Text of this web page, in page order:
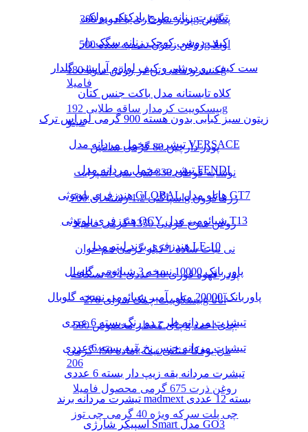
پودر سوخاری با ادویه 300g پنگوئن
روغن زیتون تصفیه شده 500g اویلا
کنسرو ماهی تن در روغن سویا 180g
فامیلا
بیسکوییت کرمدار ساقه طلایی 192g
مینو
پودر دارچین 80 گرمی سانتین
نوشابه قوطی 330 سی سی اسپرایت
اسپاگتی 1.2 رشته ای 700g زرماکرون
روغن سرخ کردنی 1350 گرمی فامیلا
نی نبات ساده 1 کیلو گرمی هم خوان
پودر قهوه فوری 10 عددی 1*3 نسکافه
بیسکوییت چمک سرای 276g آناتا
چای معطر مخصوص 500g چای احمد
نان یوفکا مثلثی نیمه آماده 450 گرمی
206
روغن ذرت 675 گرمی محصول فامیلا
چی پلت سرکه ویژه 40 گرمی چی توز
تیشرت زنانه طرح بادکنکی پولکی
کیف دوشی کوچک زنانه سگک دار
ست کیف رو دوشی و کیف لوازم آرایشی گلدار
کلاه تابستانه مدل باکت جنس کتان
زیتون سبز کبابی بدون هسته 900 گرمی لوراس ترک
تیشرت مخمل مردانه مدل VERSACE
تیشرت مخمل مردانه مدل FENDI
هندزفری بلوتوثی GLOBAL هایلو مدل GT7
هندزفری بلوتوثی QCY شیائومی مدل T13
هندزفری برند لیتو مدل LE-10
پاور بانک 10000 نسخه 3 شیائومی گلوبال
پاوربانک 20000 میلی آمپر شیائومی نسخه گلوبال
تیشرت مردانه طرح دو رنگ بسته 6 عددی
تیشرت مردانه جنس نخ پنبه بسته 6 عددی
تیشرت مردانه یقه زیپ دار بسته 6 عددی
تیشرت مردانه برند madmext بسته 12 عددی
اسپیکر شارژی Smart مدل GO3